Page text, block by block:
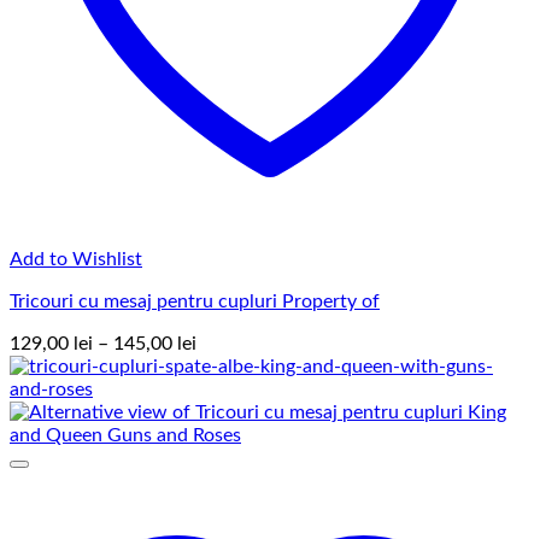
Add to Wishlist
Tricouri cu mesaj pentru cupluri Property of
129,00 lei – 145,00 lei
de
129,00 lei
până